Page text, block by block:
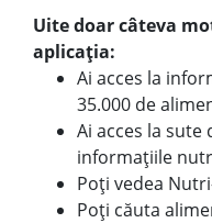
Uite doar câteva
aplicația:
Ai acces la
35.000 de
Ai acces la sute
informațiile
Poți vedea
Poți căuta